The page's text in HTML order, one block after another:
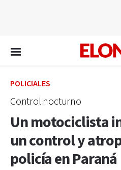
POLICIALES
Control nocturno
Un motociclista
un control y
policía en Paraná